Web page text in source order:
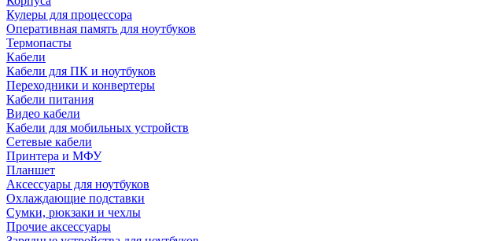
Кулеры для процессора
Оперативная память для ноутбуков
Термопасты
Кабели
Кабели для ПК и ноутбуков
Переходники и конвертеры
Кабели питания
Видео кабели
Кабели для мобильных устройств
Сетевые кабели
Принтера и МФУ
Планшет
Аксессуары для ноутбуков
Охлаждающие подставки
Сумки, рюкзаки и чехлы
Прочие аксессуары